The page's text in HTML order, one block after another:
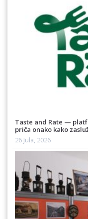
Taste and Rate —
priča onako kako
26 Jula, 2026